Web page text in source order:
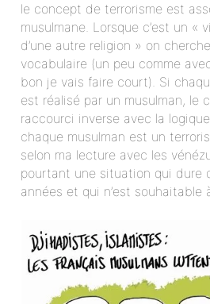
le concept de terrorisme est
musulmane. Lorsque c’est un «
d’une autre religion » on
vocabulaire (un peu comme
bon je vais faire court). Si
est réalisé par un musulman, le
raccourci inverse avec la
chaque musulman est un
selon ma lecture avec les
pourtant une situation qui dure
années et qui n’est souhaitable